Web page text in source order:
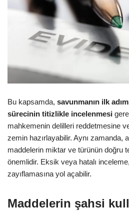
Bu kapsamda, savunmanın ilk
sürecinin titizlikle incelenmesi
mahkemenin delilleri reddetmesine
zemin hazırlayabilir. Aynı zamanda,
maddelerin miktar ve türünün doğru
önemlidir. Eksik veya hatalı
zayıflamasına yol açabilir.
Maddelerin şahsi